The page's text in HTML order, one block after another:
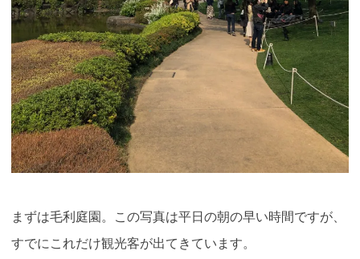
まずは毛利庭園。この写真は平日の朝の早い時間ですが、
すでにこれだけ観光客が出てきています。